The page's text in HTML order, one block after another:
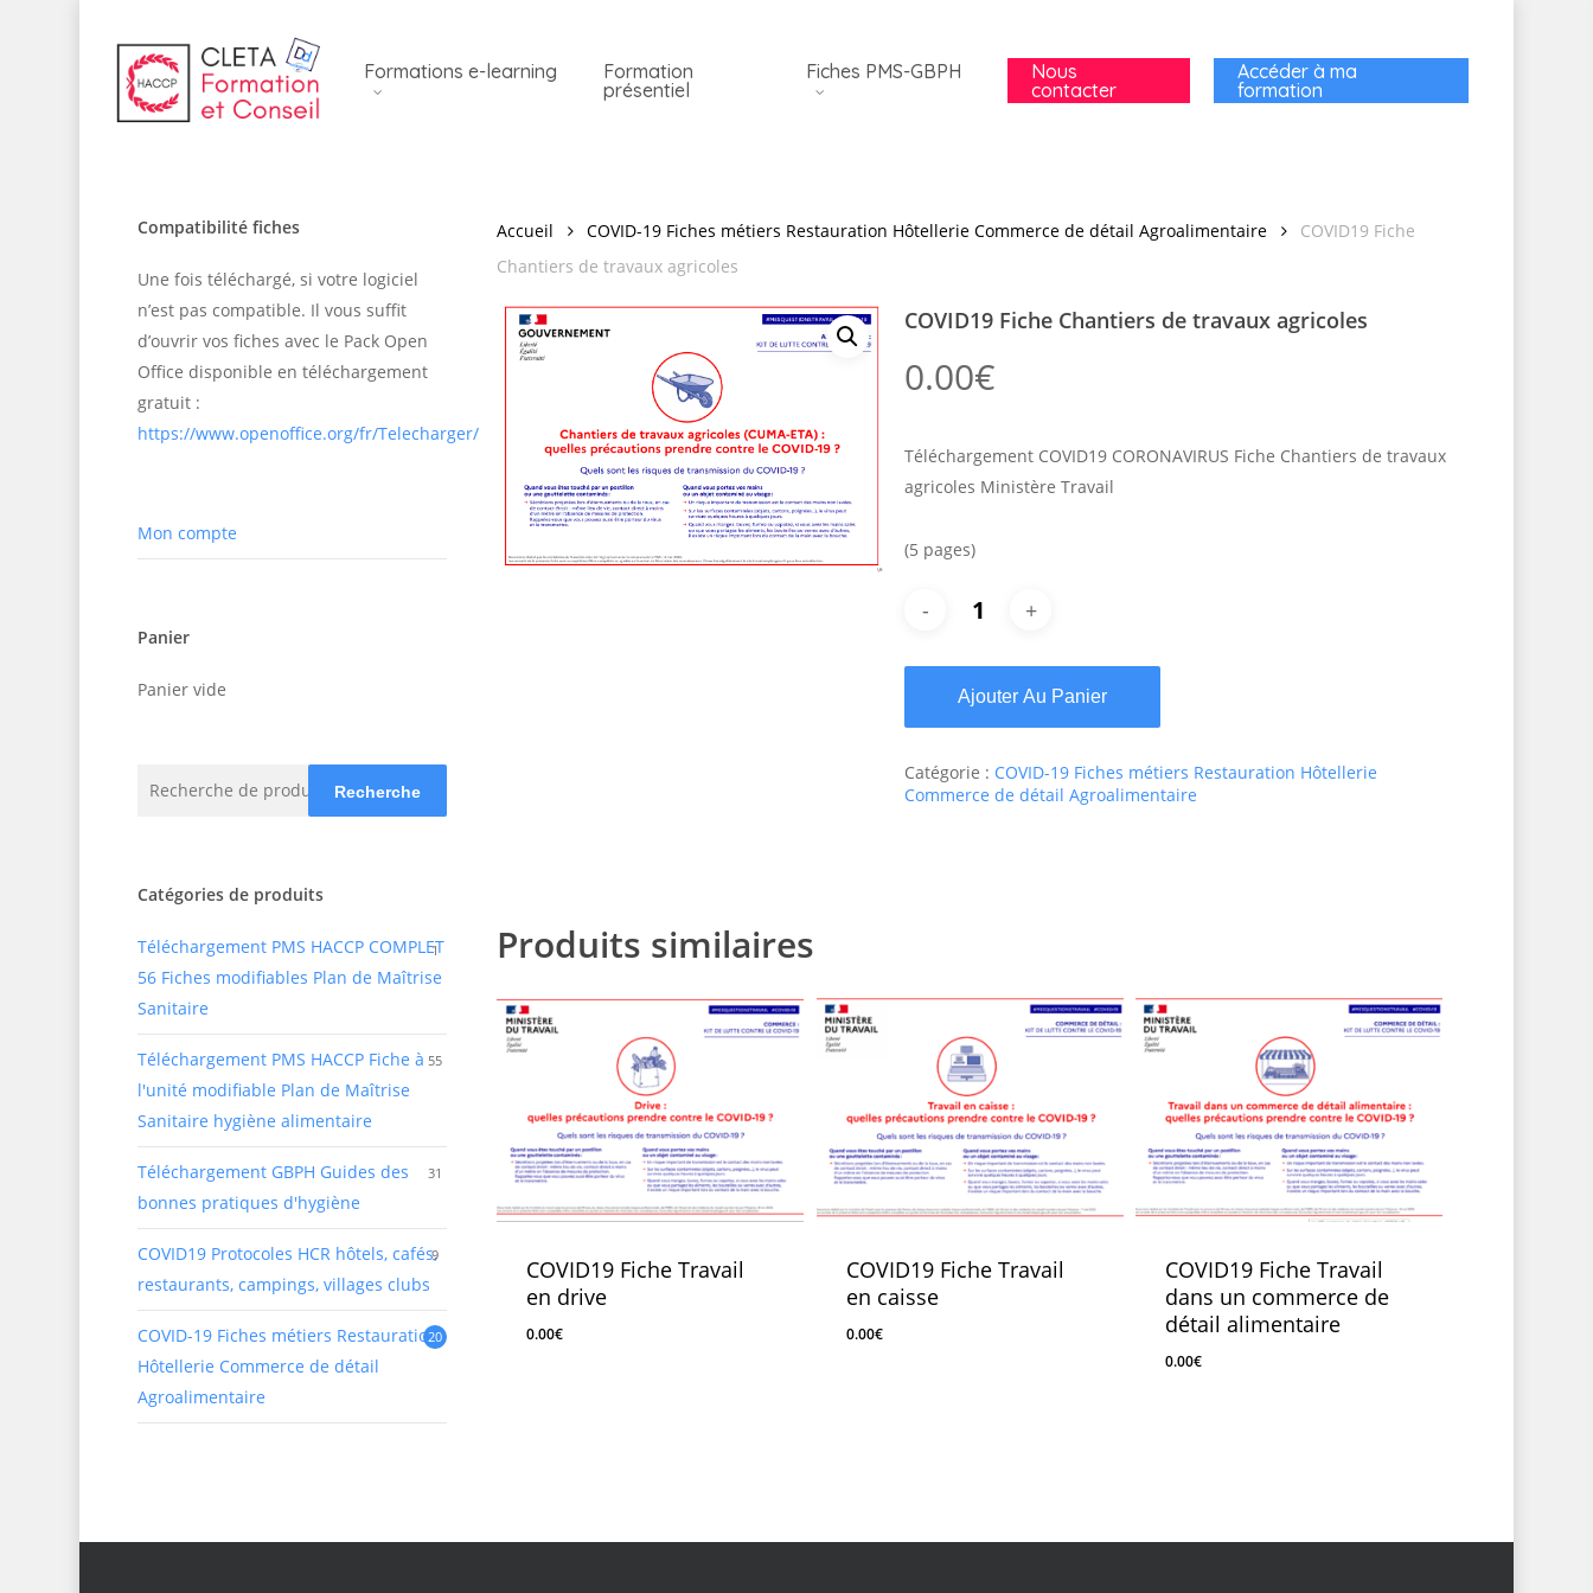
Formations e-learning
Formation
présentiel
Fiches PMS-GBPH
Nous
contacter
Accéder à ma
formation
Compatibilité fiches
Une fois téléchargé, si votre logiciel
n’est pas compatible. Il vous suffit
d’ouvrir vos fiches avec le Pack Open
Office disponible en téléchargement
gratuit :
https://www.openoffice.org/fr/Telecharger/
Mon compte
Panier
Panier vide
Recherche
Recherche
Catégories de produits
Téléchargement PMS HACCP COMPLET
56 Fiches modifiables Plan de Maîtrise
Sanitaire
1
Téléchargement PMS HACCP Fiche à
l'unité modifiable Plan de Maîtrise
Sanitaire hygiène alimentaire
55
Téléchargement GBPH Guides des
bonnes pratiques d'hygiène
31
COVID19 Protocoles HCR hôtels, cafés,
restaurants, campings, villages clubs
9
COVID-19 Fiches métiers Restauration
Hôtellerie Commerce de détail
Agroalimentaire
20
Accueil COVID-19 Fiches métiers Restauration Hôtellerie Commerce de détail Agroalimentaire
COVID19 Fiche
Chantiers de travaux agricoles
COVID19 Fiche Chantiers de travaux agricoles
0.00€
Téléchargement COVID19 CORONAVIRUS Fiche Chantiers de travaux
agricoles Ministère Travail
(5 pages)
Ajouter Au Panier
Catégorie : COVID-19 Fiches métiers Restauration Hôtellerie
Commerce de détail Agroalimentaire
Produits similaires
COVID19 Fiche Travail
en drive
0.00€
COVID19 Fiche Travail
en caisse
0.00€
COVID19 Fiche Travail
dans un commerce de
détail alimentaire
0.00€